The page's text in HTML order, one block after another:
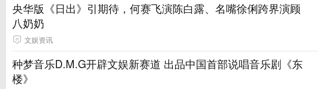
央华版《日出》引期待，何赛飞演陈白露、名嘴徐俐跨界演顾
八奶奶
文娱资讯
种梦音乐D.M.G开辟文娱新赛道 出品中国首部说唱音乐剧《东
楼》